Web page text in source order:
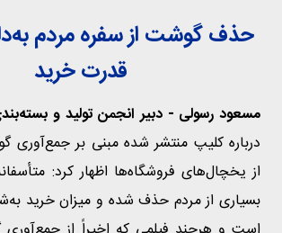
حذف گوشت از سفره مردم
قدرت خرید
مسعود رسولی - دبیر انجمن تولید و
درباره کلیپ منتشر شده مبنی بر جمع‌آوری
از یخچال‌های فروشگاه‌ها اظهار کرد:
بسیاری از مردم حذف شده و میزان خرید